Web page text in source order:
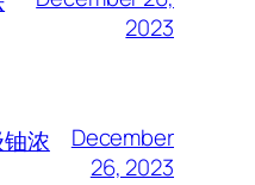
2023
浓
December
26, 2023